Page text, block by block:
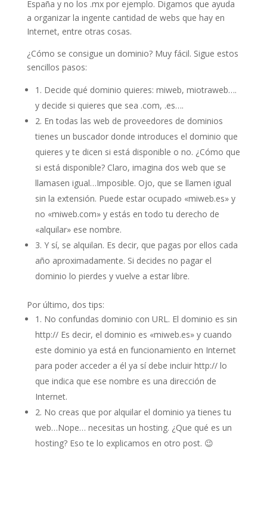
España y no los .mx por ejemplo. Digamos que ayuda
a organizar la ingente cantidad de webs que hay en
Internet, entre otras cosas.
¿Cómo se consigue un dominio? Muy fácil. Sigue estos
sencillos pasos:
1. Decide qué dominio quieres: miweb, miotraweb….
y decide si quieres que sea .com, .es….
2. En todas las web de proveedores de dominios
tienes un buscador donde introduces el dominio que
quieres y te dicen si está disponible o no. ¿Cómo que
si está disponible? Claro, imagina dos web que se
llamasen igual…Imposible. Ojo, que se llamen igual
sin la extensión. Puede estar ocupado «miweb.es» y
no «miweb.com» y estás en todo tu derecho de
«alquilar» ese nombre.
3. Y sí, se alquilan. Es decir, que pagas por ellos cada
año aproximadamente. Si decides no pagar el
dominio lo pierdes y vuelve a estar libre.
Por último, dos tips:
1. No confundas dominio con URL. El dominio es sin
http:// Es decir, el dominio es «miweb.es» y cuando
este dominio ya está en funcionamiento en Internet
para poder acceder a él ya sí debe incluir http:// lo
que indica que ese nombre es una dirección de
Internet.
2. No creas que por alquilar el dominio ya tienes tu
web…Nope… necesitas un hosting. ¿Que qué es un
hosting? Eso te lo explicamos en otro post. 😉